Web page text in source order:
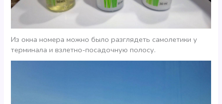
Из окна номера можно было разглядеть самолетики у
терминала и взлетно-посадочную полосу.